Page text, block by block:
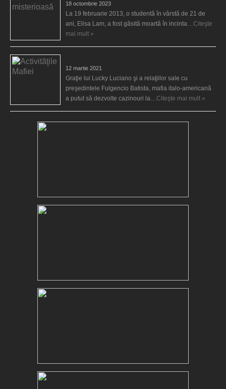
18 octombrie 2023
La 19 februarie 2013, o studentă în vârstă de 21 de
ani, Elisa Lam, a fost găsită moartă în incinta…Citeşte
mai mult »
12 martie 2021
Graţie lui Lucky Luciano şi a relaţiilor sale cu
preşedintele Fulgencio Batista, mafia italo-americană
a putut să dezvolte cazinouri la…Citeşte mai mult »